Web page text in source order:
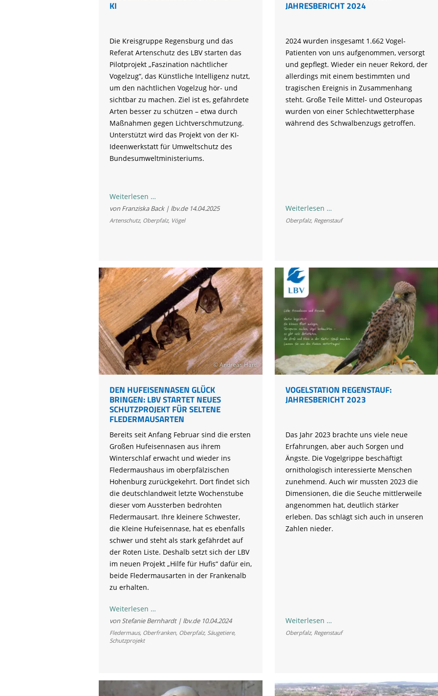
KI
Die Kreisgruppe Regensburg und das
Referat Artenschutz des LBV starten das
Pilotprojekt „Faszination nächtlicher
Vogelzug“, das Künstliche Intelligenz nutzt,
um den nächtlichen Vogelzug hör- und
sichtbar zu machen. Ziel ist es, gefährdete
Arten besser zu schützen – etwa durch
Maßnahmen gegen Lichtverschmutzung.
Unterstützt wird das Projekt von der KI-
Ideenwerkstatt für Umweltschutz des
Bundesumweltministeriums.
Weiterlesen …
Vogelbeobachtung
mit
von Franziska Back | lbv.de 14.04.2025
Artenschutz, Oberpfalz, Vögel
JAHRESBERICHT 2024
2024 wurden insgesamt 1.662 Vogel-
Patienten von uns aufgenommen, versorgt
und gepflegt. Wieder ein neuer Rekord, der
allerdings mit einem bestimmten und
tragischen Ereignis in Zusammenhang
steht. Große Teile Mittel- und Osteuropas
wurden von einer Schlechtwetterphase
während des Schwalbenzugs getroffen.
Weiterlesen …
Regenstauf:
Oberpfalz, Regenstauf
© Andreas Hartl
DEN HUFEISENNASEN GLÜCK
BRINGEN: LBV STARTET NEUES
SCHUTZPROJEKT FÜR SELTENE
FLEDERMAUSARTEN
Bereits seit Anfang Februar sind die ersten
Großen Hufeisennasen aus ihrem
Winterschlaf erwacht und wieder ins
Fledermaushaus im oberpfälzischen
Hohenburg zurückgekehrt. Dort findet sich
die deutschlandweit letzte Wochenstube
dieser vom Aussterben bedrohten
Fledermausart. Ihre kleinere Schwester,
die Kleine Hufeisennase, hat es ebenfalls
schwer und steht als stark gefährdet auf
der Roten Liste. Deshalb setzt sich der LBV
im neuen Projekt „Hilfe für Hufis“ dafür ein,
beide Fledermausarten in der Frankenalb
zu erhalten.
Weiterlesen …Den
Hufeisennasen
Glück
neues
Schutzprojekt
von Stefanie Bernhardt | lbv.de 10.04.2024
Fledermaus, Oberfranken, Oberpfalz, Säugetiere,
Schutzprojekt
VOGELSTATION REGENSTAUF:
JAHRESBERICHT 2023
Das Jahr 2023 brachte uns viele neue
Erfahrungen, aber auch Sorgen und
Ängste. Die Vogelgrippe beschäftigt
ornithologisch interessierte Menschen
zunehmend. Auch wir mussten 2023 die
Dimensionen, die die Seuche mittlerweile
angenommen hat, deutlich stärker
erleben. Das schlägt sich auch in unseren
Zahlen nieder.
Weiterlesen …Vogelstation
Regenstauf:
Oberpfalz, Regenstauf